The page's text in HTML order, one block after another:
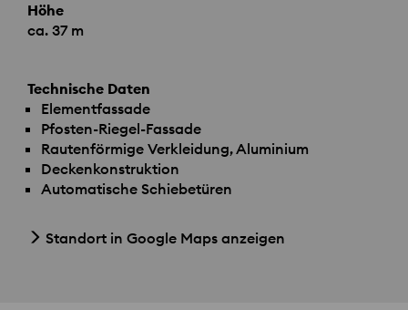
Höhe
ca. 37 m
Technische Daten
Elementfassade
Pfosten-Riegel-Fassade
Rautenförmige Verkleidung, Aluminium
Deckenkonstruktion
Automatische Schiebetüren
Standort in Google Maps anzeigen